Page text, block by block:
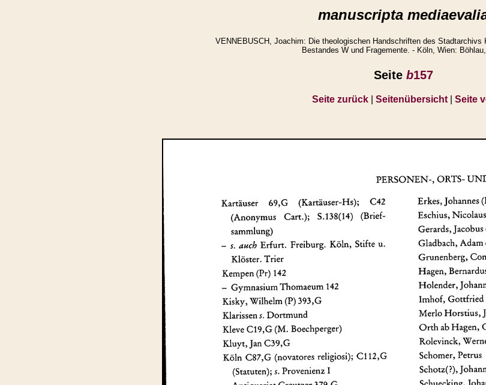
manuscripta
VENNEBUSCH, Joachim: Die theologischen Handschriften des Stadtarchivs
Bestandes W und Fragemente. - Köln, Wien:
Seite b157
Seite zurück| Seitenübersicht| Seite